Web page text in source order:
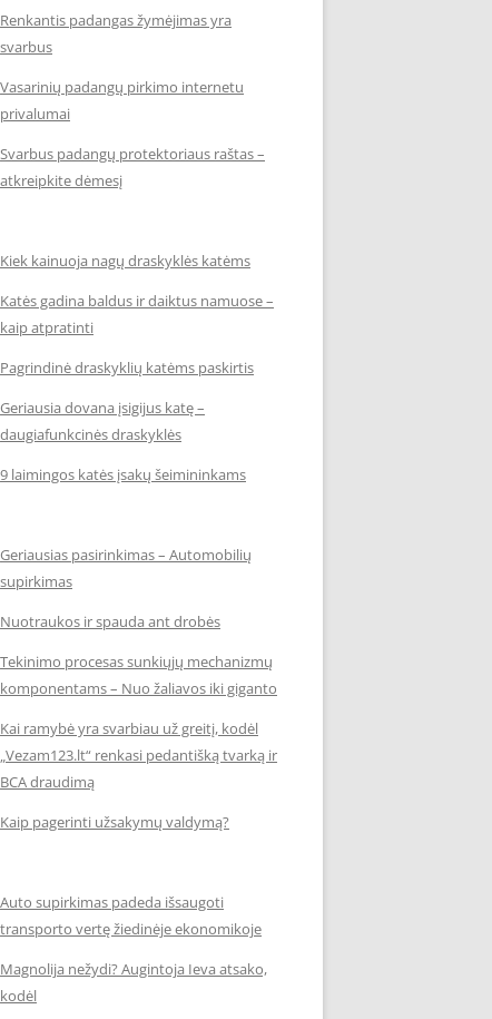
Renkantis padangas žymėjimas yra
svarbus
Vasarinių padangų pirkimo internetu
privalumai
Svarbus padangų protektoriaus raštas –
atkreipkite dėmesį
Kiek kainuoja nagų draskyklės katėms
Katės gadina baldus ir daiktus namuose –
kaip atpratinti
Pagrindinė draskyklių katėms paskirtis
Geriausia dovana įsigijus katę –
daugiafunkcinės draskyklės
9 laimingos katės įsakų šeimininkams
Geriausias pasirinkimas – Automobilių
supirkimas
Nuotraukos ir spauda ant drobės
Tekinimo procesas sunkiųjų mechanizmų
komponentams – Nuo žaliavos iki giganto
Kai ramybė yra svarbiau už greitį, kodėl
„Vezam123.lt“ renkasi pedantišką tvarką ir
BCA draudimą
Kaip pagerinti užsakymų valdymą?
Auto supirkimas padeda išsaugoti
transporto vertę žiedinėje ekonomikoje
Magnolija nežydi? Augintoja Ieva atsako,
kodėl